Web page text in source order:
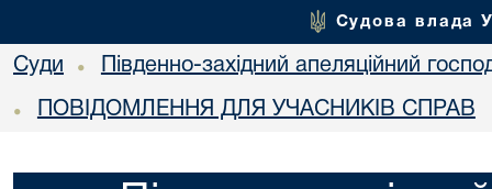
Судова влада
Суди • Південно-західний апеляційний
• ПОВІДОМЛЕННЯ ДЛЯ УЧАСНИКІВ СПРАВ